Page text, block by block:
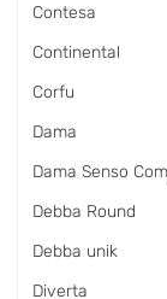
Contesa
Continental
Corfu
Dama
Dama Senso
Debba Round
Debba unik
Diverta